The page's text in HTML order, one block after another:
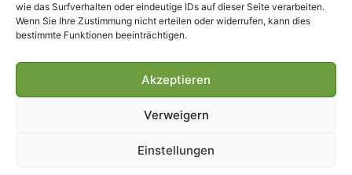
wie das Surfverhalten oder eindeutige IDs auf dieser Seite verarbeiten.
Wenn Sie Ihre Zustimmung nicht erteilen oder widerrufen, kann dies
bestimmte Funktionen beeinträchtigen.
Akzeptieren
Verweigern
Einstellungen
Villmools Merci! Bis nächst
Joer!